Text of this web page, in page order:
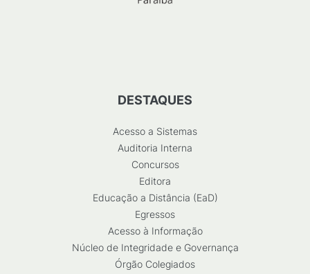
DESTAQUES
Acesso a Sistemas
Auditoria Interna
Concursos
Editora
Educação a Distância (EaD)
Egressos
Acesso à Informação
Núcleo de Integridade e Governança
Órgão Colegiados